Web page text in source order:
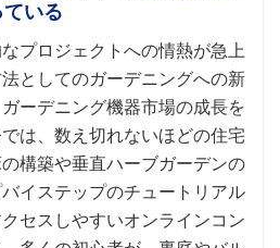
いる
プロジェクトへの情熱が急上
としてのガーデニングへの新
ーデニング機器市場の成長を
は、数え切れないほどの住宅
構築や垂直ハーブガーデンの
イステップのチュートリアル
セスしやすいオンラインコン